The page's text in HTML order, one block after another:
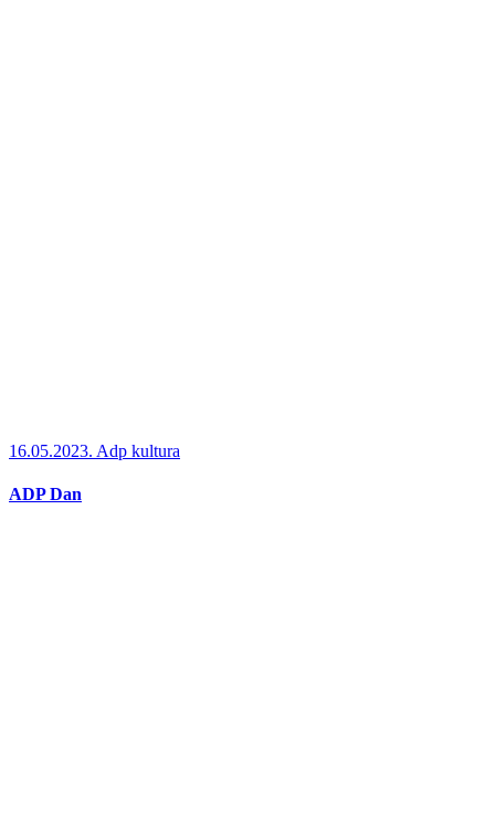
16.05.2023. Adp kultura
ADP Dan